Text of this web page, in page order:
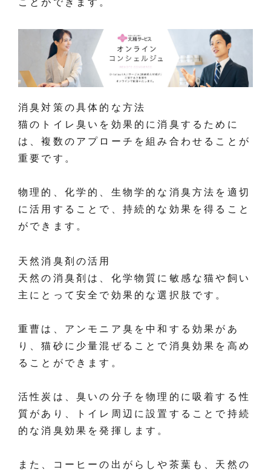
ことができます。
消臭対策の具体的な方法
猫のトイレ臭いを効果的に消臭するために
は、複数のアプローチを組み合わせることが
重要です。
物理的、化学的、生物学的な消臭方法を適切
に活用することで、持続的な効果を得ること
ができます。
天然消臭剤の活用
天然の消臭剤は、化学物質に敏感な猫や飼い
主にとって安全で効果的な選択肢です。
重曹は、アンモニア臭を中和する効果があ
り、猫砂に少量混ぜることで消臭効果を高め
ることができます。
活性炭は、臭いの分子を物理的に吸着する性
質があり、トイレ周辺に設置することで持続
的な消臭効果を発揮します。
また、コーヒーの出がらしや茶葉も、天然の